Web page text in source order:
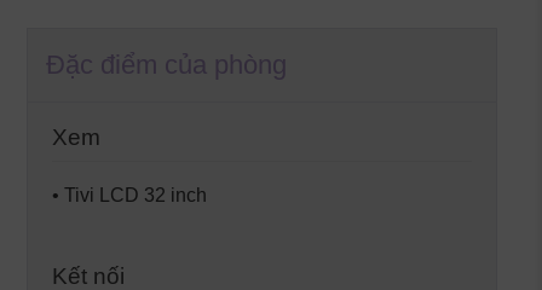
Đặc điểm của phòng
Xem
• Tivi LCD 32 inch
Kết nối